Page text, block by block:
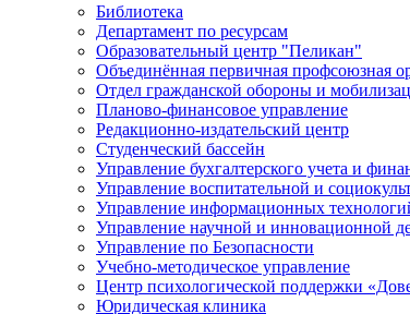
Библиотека
Департамент по ресурсам
Образовательный центр "Пеликан"
Объединённая первичная профсоюзная
Отдел гражданской обороны и
Планово-финансовое управление
Редакционно-издательский центр
Студенческий бассейн
Управление бухгалтерского учета и
Управление воспитательной и
Управление информационных
Управление научной и инновационной
Управление по Безопасности
Учебно-методическое управление
Центр психологической поддержки
Юридическая клиника